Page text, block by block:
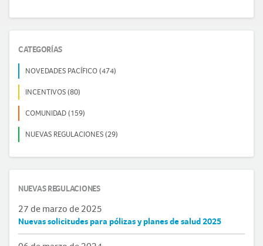
CATEGORÍAS
NOVEDADES PACÍFICO (474)
INCENTIVOS (80)
COMUNIDAD (159)
NUEVAS REGULACIONES (29)
NUEVAS REGULACIONES
27 de marzo de 2025
Nuevas solicitudes para pólizas y planes de salud 2025